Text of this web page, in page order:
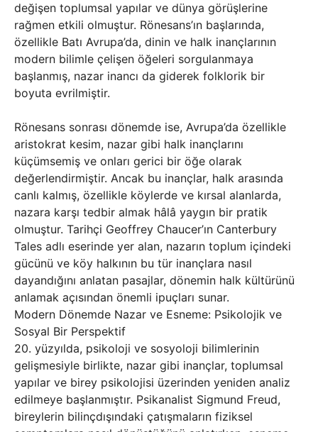
değişen toplumsal yapılar ve dünya görüşlerine
rağmen etkili olmuştur. Rönesans’ın başlarında,
özellikle Batı Avrupa’da, dinin ve halk inançlarının
modern bilimle çelişen öğeleri sorgulanmaya
başlanmış, nazar inancı da giderek folklorik bir
boyuta evrilmiştir.
Rönesans sonrası dönemde ise, Avrupa’da özellikle
aristokrat kesim, nazar gibi halk inançlarını
küçümsemiş ve onları gerici bir öğe olarak
değerlendirmiştir. Ancak bu inançlar, halk arasında
canlı kalmış, özellikle köylerde ve kırsal alanlarda,
nazara karşı tedbir almak hâlâ yaygın bir pratik
olmuştur. Tarihçi Geoffrey Chaucer’ın Canterbury
Tales adlı eserinde yer alan, nazarın toplum içindeki
gücünü ve köy halkının bu tür inançlara nasıl
dayandığını anlatan pasajlar, dönemin halk kültürünü
anlamak açısından önemli ipuçları sunar.
Modern Dönemde Nazar ve Esneme: Psikolojik ve
Sosyal Bir Perspektif
20. yüzyılda, psikoloji ve sosyoloji bilimlerinin
gelişmesiyle birlikte, nazar gibi inançlar, toplumsal
yapılar ve birey psikolojisi üzerinden yeniden analiz
edilmeye başlanmıştır. Psikanalist Sigmund Freud,
bireylerin bilinçdışındaki çatışmaların fiziksel